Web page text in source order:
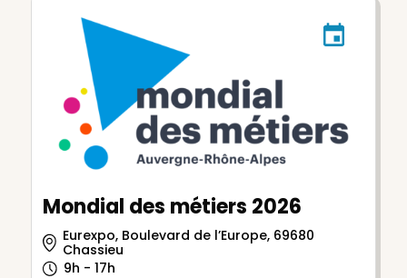
Mondial des métiers 2026
Eurexpo, Boulevard de l’Europe, 69680
Chassieu
9h - 17h